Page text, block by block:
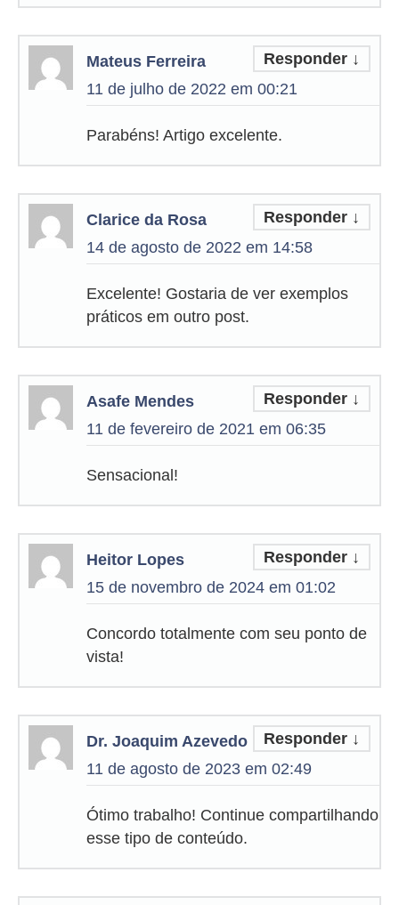
Mateus Ferreira
11 de julho de 2022 em 00:21
Responder ↓
Parabéns! Artigo excelente.
Clarice da Rosa
14 de agosto de 2022 em 14:58
Responder ↓
Excelente! Gostaria de ver exemplos
práticos em outro post.
Asafe Mendes
11 de fevereiro de 2021 em 06:35
Responder ↓
Sensacional!
Heitor Lopes
15 de novembro de 2024 em 01:02
Responder ↓
Concordo totalmente com seu ponto de
vista!
Dr. Joaquim Azevedo
11 de agosto de 2023 em 02:49
Responder ↓
Ótimo trabalho! Continue compartilhando
esse tipo de conteúdo.